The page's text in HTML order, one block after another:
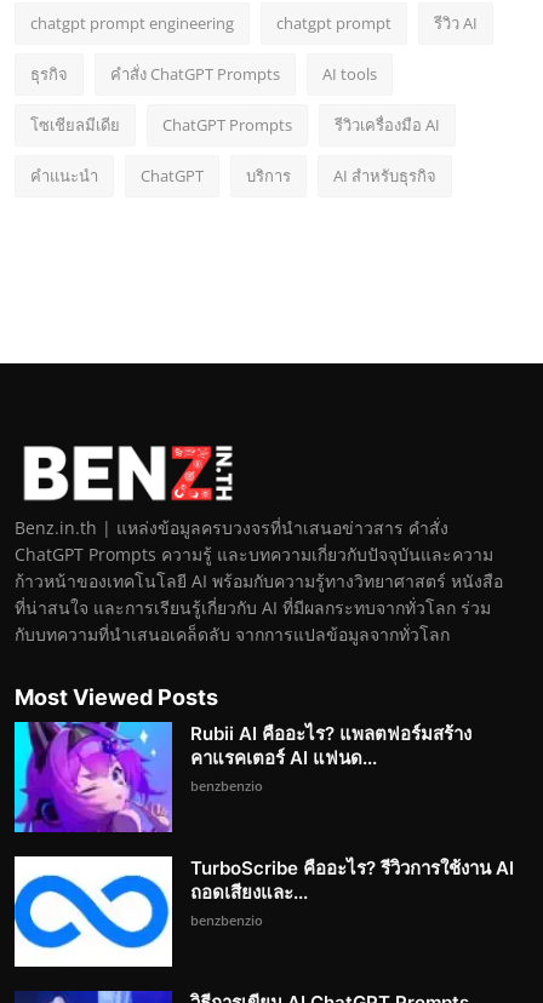
chatgpt prompt engineering chatgpt prompt รีวิว AI
ธุรกิจ คำสั่ง ChatGPT Prompts AI tools
โซเชียลมีเดีย ChatGPT Prompts รีวิวเครื่องมือ AI
คำแนะนำ ChatGPT บริการ AI สำหรับธุรกิจ
Benz.in.th | แหล่งข้อมูลครบวงจรที่นำเสนอข่าวสาร คำสั่ง
ChatGPT Prompts ความรู้ และบทความเกี่ยวกับปัจจุบันและความ
ก้าวหน้าของเทคโนโลยี AI พร้อมกับความรู้ทางวิทยาศาสตร์ หนังสือ
ที่น่าสนใจ และการเรียนรู้เกี่ยวกับ AI ที่มีผลกระทบจากทั่วโลก ร่วม
กับบทความที่นำเสนอเคล็ดลับ จากการแปลข้อมูลจากทั่วโลก
Most Viewed Posts
Rubii AI คืออะไร? แพลตฟอร์มสร้าง
คาแรคเตอร์ AI แฟนด...
benzbenzio
TurboScribe คืออะไร? รีวิวการใช้งาน AI
ถอดเสียงและ...
benzbenzio